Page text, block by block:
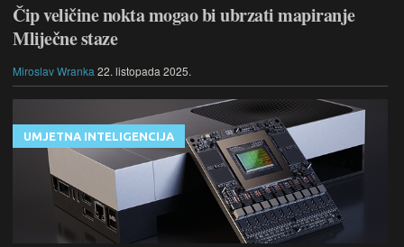
Čip veličine nokta mogao bi ubrzati mapiranje
Mliječne staze
Miroslav Wranka 22. listopada 2025.
UMJETNA INTELIGENCIJA